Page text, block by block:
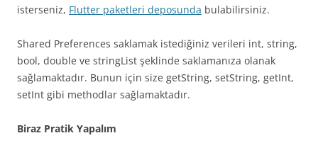
isterseniz, Flutter paketleri deposunda bulabilirsiniz.
Shared Preferences saklamak istediğiniz verileri int, string,
bool, double ve stringList şeklinde saklamanıza olanak
sağlamaktadır. Bunun için size getString, setString, getInt,
setInt gibi methodlar sağlamaktadır.
Biraz Pratik Yapalım